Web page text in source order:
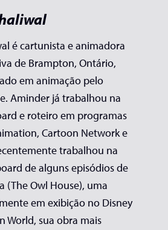
é cartunista e animadora
de Brampton, Ontário,
em animação pelo
Aminder já trabalhou na
e roteiro em programas
Cartoon Network e
trabalhou na
de alguns episódios de
(The Owl House), uma
em exibição no Disney
World, sua obra mais